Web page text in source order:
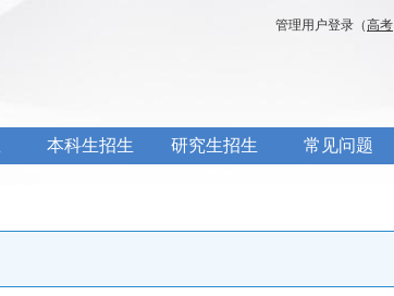
管理用户登录（高考
本科生招生 研究生招生 常见问题